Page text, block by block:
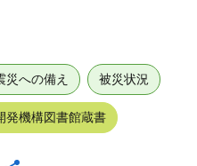
災への備え 被災状況
発機構図書館蔵書